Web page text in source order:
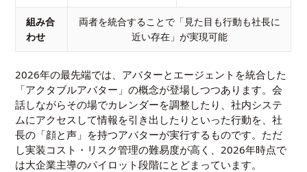
組み合
わせ
両者を統合することで「見た目も行動も社長に
近い存在」が実現可能
2026年の最先端では、アバターとエージェントを統合した
「アクタブルアバター」の概念が登場しつつあります。会
話しながらその場でカレンダーを調整したり、社内システ
ムにアクセスして情報を引き出したりといった行動を、社
長の「顔と声」を持つアバターが実行するものです。ただ
し実装コスト・リスク管理の難易度が高く、2026年時点で
は大企業主導のパイロット段階にとどまっています。